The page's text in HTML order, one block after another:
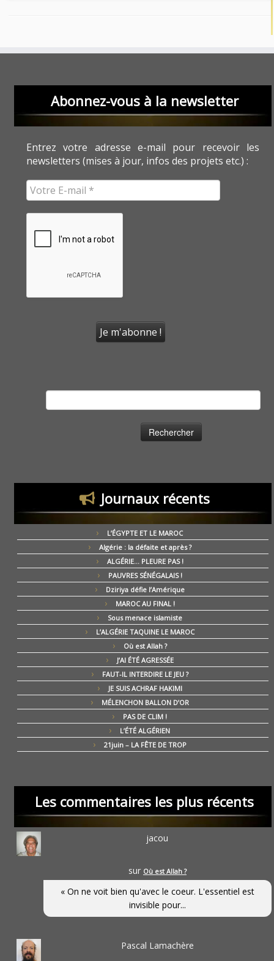
Abonnez-vous à la newsletter
Entrez votre adresse e-mail pour recevoir les
newsletters (mises à jour, infos des projets etc.) :
Journaux récents
L’ÉGYPTE ET LE MAROC
Algérie : la défaite et après ?
ALGÉRIE… PLEURE PAS !
PAUVRES SÉNÉGALAIS !
Dziriya défie l’Amérique
MAROC AU FINAL !
Sous menace islamiste
L’ALGÉRIE TAQUINE LE MAROC
Où est Allah ?
J’AI ÉTÉ AGRESSÉE
FAUT-IL INTERDIRE LE JEU ?
JE SUIS ACHRAF HAKIMI
MÉLENCHON BALLON D’OR
PAS DE CLIM !
L’ÉTÉ ALGÉRIEN
21juin – LA FÊTE DE TROP
Les commentaires les plus récents
jacou
sur Où est Allah ?
« On ne voit bien qu'avec le coeur. L'essentiel est
invisible pour...
Pascal Lamachère